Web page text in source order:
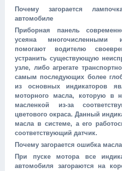
Почему загорается
автомобиле
Приборная панель
усеяна многочисленными
помогают водителю
устранить существующую
узле, либо агрегате
самым последующих более
из основных индикаторов
моторного масла, которую в
масленкой из-за
цветового окраса. Данный
масла в системе, а его
соответствующий датчик.
Почему загорается ошибка масла
При пуске мотора все
автомобиля загораются на